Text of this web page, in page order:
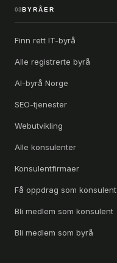
03 BYRÅER
Finn rett IT-byrå
Alle registrerte byrå
AI-byrå Norge
SEO-tjenester
Webutvikling
Alle konsulenter
Konsulentfirmaer
Få oppdrag som konsulent
Bli medlem som konsulent
Bli medlem som byrå